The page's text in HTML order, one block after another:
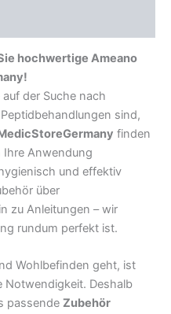
hochwertige Ameano
der Suche nach
sind,
finden
Ihre Anwendung
und effektiv
über
zu Anleitungen – wir
rundum perfekt ist.
Wohlbefinden geht, ist
Notwendigkeit. Deshalb
passende Zubehör